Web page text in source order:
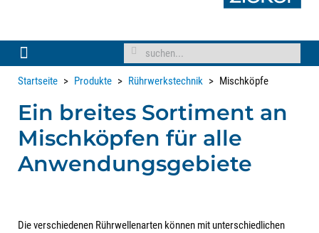
Startseite Produkte Rührwerkstechnik Mischköpfe
Ein breites Sortiment an
Mischköpfen für alle
Anwendungsgebiete
Die verschiedenen Rührwellenarten können mit unterschiedlichen